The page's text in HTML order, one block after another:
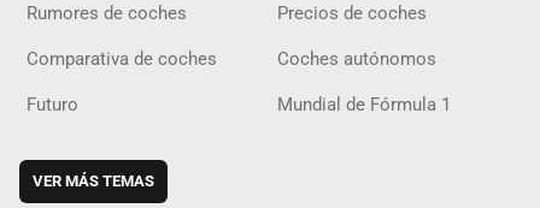
Rumores de coches Precios de coches
Comparativa de coches Coches autónomos
Futuro Mundial de Fórmula 1
VER MÁS TEMAS